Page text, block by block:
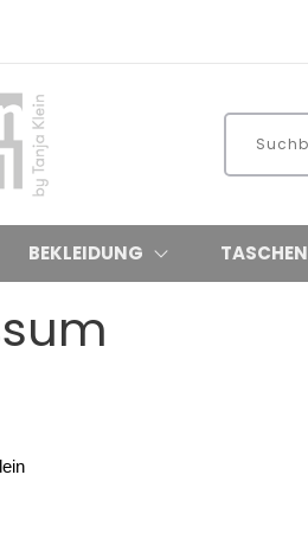
BEKLEIDUNG TASCHEN